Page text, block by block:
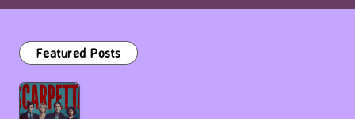
Featured Posts